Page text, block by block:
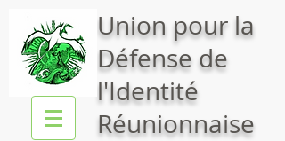
Union pour la
Défense de
l'Identité
Réunionnaise